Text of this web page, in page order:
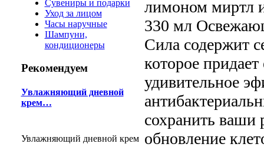
Сувениры и подарки
Уход за лицом
Часы наручные
Шампуни,
кондиционеры
Рекомендуем
Увлажняющий дневной
крем…
Увлажняющий дневной крем
лимоном миртл
330 мл
Сила содержит
которое
удивительное
сохранить ваши
обновление